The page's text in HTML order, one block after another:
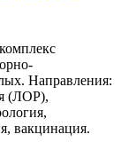
Направления:
(ЛОР),
вакцинация.